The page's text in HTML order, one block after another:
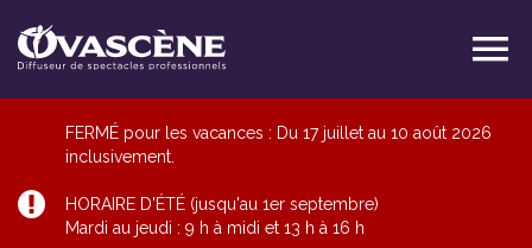
FERMÉ pour les vacances : Du 17 juillet au 10 août 2026
inclusivement.
HORAIRE D'ÉTÉ (jusqu'au 1er septembre)
Mardi au jeudi : 9 h à midi et 13 h à 16 h